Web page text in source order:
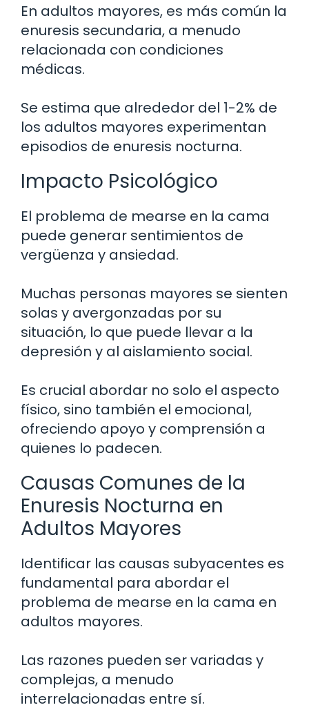
En adultos mayores, es más común la
enuresis secundaria, a menudo
relacionada con condiciones
médicas.
Se estima que alrededor del 1-2% de
los adultos mayores experimentan
episodios de enuresis nocturna.
Impacto Psicológico
El problema de mearse en la cama
puede generar sentimientos de
vergüenza y ansiedad.
Muchas personas mayores se sienten
solas y avergonzadas por su
situación, lo que puede llevar a la
depresión y al aislamiento social.
Es crucial abordar no solo el aspecto
físico, sino también el emocional,
ofreciendo apoyo y comprensión a
quienes lo padecen.
Causas Comunes de la
Enuresis Nocturna en
Adultos Mayores
Identificar las causas subyacentes es
fundamental para abordar el
problema de mearse en la cama en
adultos mayores.
Las razones pueden ser variadas y
complejas, a menudo
interrelacionadas entre sí.